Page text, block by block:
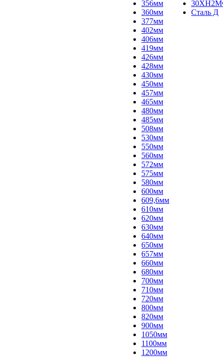
356мм
360мм
377мм
402мм
406мм
419мм
426мм
428мм
430мм
450мм
457мм
465мм
480мм
485мм
508мм
530мм
550мм
560мм
572мм
575мм
580мм
600мм
609,6мм
610мм
620мм
630мм
640мм
650мм
657мм
660мм
680мм
700мм
710мм
720мм
800мм
820мм
900мм
1050мм
1100мм
1200мм
Сталь Д